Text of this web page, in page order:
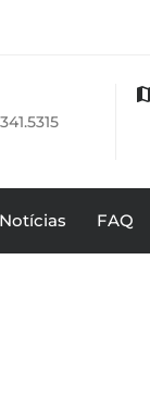
Endereço
Av.
1346 -
Notícias FAQ